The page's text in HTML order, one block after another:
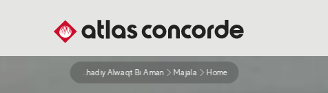
Home
Majala
Tahadiy Alwaqt Bi Aman